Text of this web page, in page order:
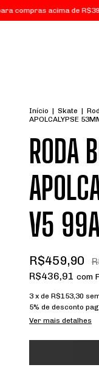
acima de R$399,90
Início | Skate |
APOLCALYPSE
RODA
V5
R$459,90
R$436,91 com
3 x de R$153,30
5% de desconto
Ver mais detalhes